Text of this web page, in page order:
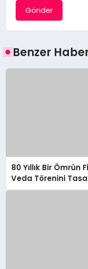
Gönder
Benzer
80 Yıllık Bir Ömrün
Veda Törenini